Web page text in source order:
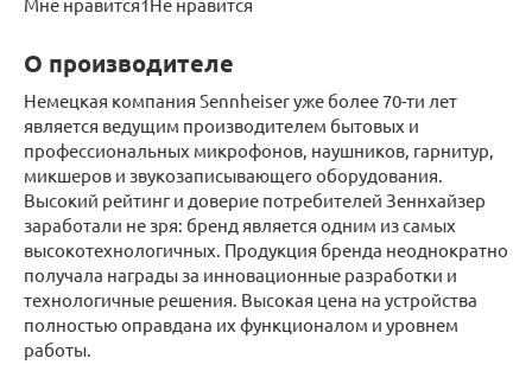
О производителе
Немецкая компания Sennheiser уже более 70-ти лет
является ведущим производителем бытовых и
профессиональных микрофонов, наушников, гарнитур,
микшеров и звукозаписывающего оборудования.
Высокий рейтинг и доверие потребителей Зеннхайзер
заработали не зря: бренд является одним из самых
высокотехнологичных. Продукция бренда неоднократно
получала награды за инновационные разработки и
технологичные решения. Высокая цена на устройства
полностью оправдана их функционалом и уровнем
работы.